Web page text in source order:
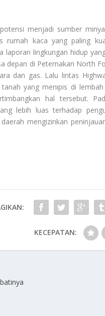
menjadi sumber
rumah kaca yang paling
laporan lingkungan hidup
depan di Peternakan North
dan gas. Lalu lintas
yang menipis di
hal tersebut.
lebih luas terhadap
mengizinkan
KECEPATAN: